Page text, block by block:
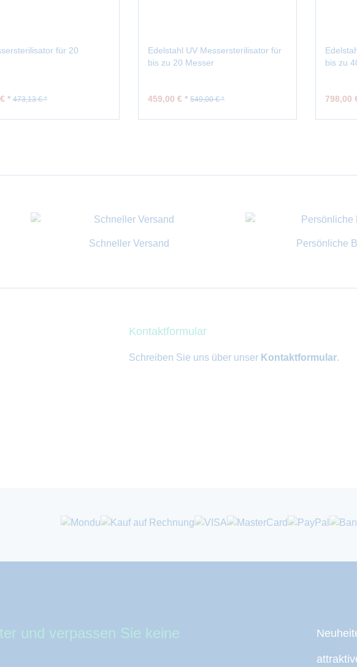
für 20
* 473,13 € *
Edelstahl UV Messersterilisator für
bis zu 20 Messer
459,00 € * 549,00 € *
bis zu
798,00
Schneller Versand Persönliche
Kontaktformular
Schreiben Sie uns über unser Kontaktformular.
und verpassen Sie keine